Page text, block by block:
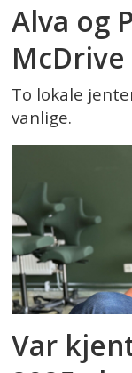
Alva og
To lokale
vanlige.
Var